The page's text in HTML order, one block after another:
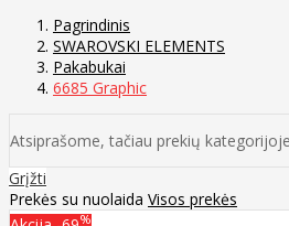
Pagrindinis
SWAROVSKI ELEMENTS
Pakabukai
6685 Graphic
Atsiprašome, tačiau prekių
Grįžti
Prekės su nuolaida Visos prekės
%